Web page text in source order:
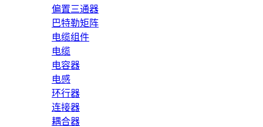
偏置三通器
巴特勒矩阵
电缆组件
电缆
电容器
电感
环行器
连接器
耦合器